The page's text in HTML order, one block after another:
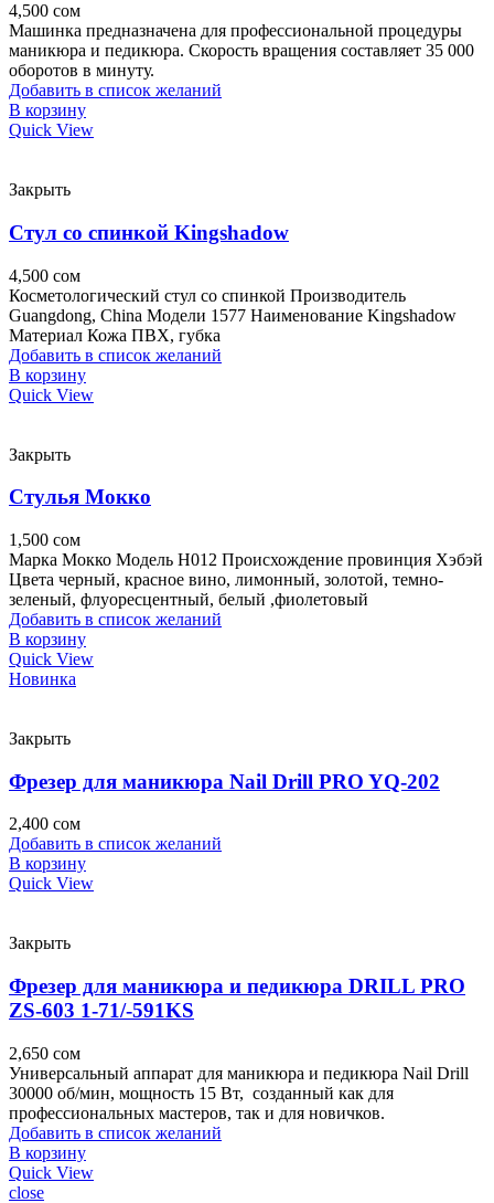
4,500 сом
Машинка предназначена для профессиональной процедуры
маникюра и педикюра. Скорость вращения составляет 35 000
оборотов в минуту.
Добавить в список желаний
В корзину
Quick View
Закрыть
Стул со спинкой Kingshadow
4,500 сом
Косметологический стул со спинкой Производитель
Guangdong, China Модели 1577 Наименование Kingshadow
Материал Кожа ПВХ, губка
Добавить в список желаний
В корзину
Quick View
Закрыть
Стулья Мокко
1,500 сом
Марка Мокко Модель H012 Происхождение провинция Хэбэй
Цвета черный, красное вино, лимонный, золотой, темно-
зеленый, флуоресцентный, белый ,фиолетовый
Добавить в список желаний
В корзину
Quick View
Новинка
Закрыть
Фрезер для маникюра Nail Drill PRO YQ-202
2,400 сом
Добавить в список желаний
В корзину
Quick View
Закрыть
Фрезер для маникюра и педикюра DRILL PRO
ZS-603 1-71/-591KS
2,650 сом
Универсальный аппарат для маникюра и педикюра Nail Drill
30000 об/мин, мощность 15 Вт, созданный как для
профессиональных мастеров, так и для новичков.
Добавить в список желаний
В корзину
Quick View
close